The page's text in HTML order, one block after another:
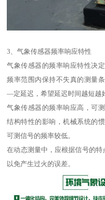
3、气象传感器频率响应特性
气象传感器的频率响应特性决
频率范围内保持不失真的测量
—定延迟，希望延迟时间越短越
气象传感器的频率响应高，可
结构特性的影响，机械系统的
可测信号的频率较低。
在动态测量中，应根据信号的特
以免产生过火的误差。